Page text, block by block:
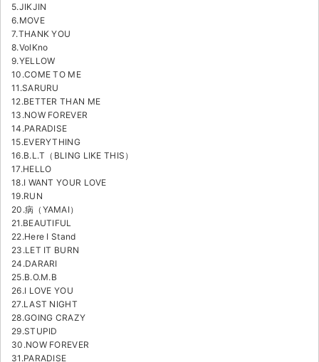
5.JIKJIN
6.MOVE
7.THANK YOU
8.VolKno
9.YELLOW
10.COME TO ME
11.SARURU
12.BETTER THAN ME
13.NOW FOREVER
14.PARADISE
15.EVERYTHING
16.B.L.T（BLING LIKE THIS）
17.HELLO
18.I WANT YOUR LOVE
19.RUN
20.病（YAMAI）
21.BEAUTIFUL
22.Here I Stand
23.LET IT BURN
24.DARARI
25.B.O.M.B
26.I LOVE YOU
27.LAST NIGHT
28.GOING CRAZY
29.STUPID
30.NOW FOREVER
31.PARADISE